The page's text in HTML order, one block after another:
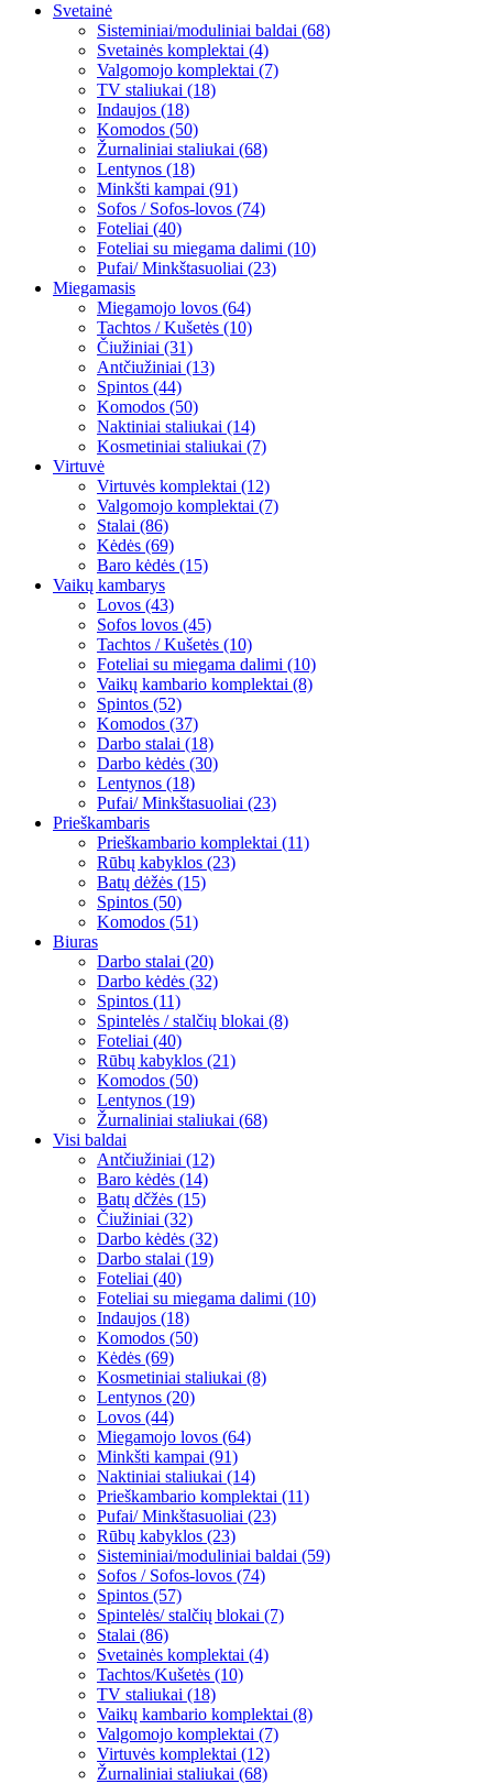
Svetainė
Sisteminiai/moduliniai baldai (68)
Svetainės komplektai (4)
Valgomojo komplektai (7)
TV staliukai (18)
Indaujos (18)
Komodos (50)
Žurnaliniai staliukai (68)
Lentynos (18)
Minkšti kampai (91)
Sofos / Sofos-lovos (74)
Foteliai (40)
Foteliai su miegama dalimi (10)
Pufai/ Minkštasuoliai (23)
Miegamasis
Miegamojo lovos (64)
Tachtos / Kušetės (10)
Čiužiniai (31)
Antčiužiniai (13)
Spintos (44)
Komodos (50)
Naktiniai staliukai (14)
Kosmetiniai staliukai (7)
Virtuvė
Virtuvės komplektai (12)
Valgomojo komplektai (7)
Stalai (86)
Kėdės (69)
Baro kėdės (15)
Vaikų kambarys
Lovos (43)
Sofos lovos (45)
Tachtos / Kušetės (10)
Foteliai su miegama dalimi (10)
Vaikų kambario komplektai (8)
Spintos (52)
Komodos (37)
Darbo stalai (18)
Darbo kėdės (30)
Lentynos (18)
Pufai/ Minkštasuoliai (23)
Prieškambaris
Prieškambario komplektai (11)
Rūbų kabyklos (23)
Batų dėžės (15)
Spintos (50)
Komodos (51)
Biuras
Darbo stalai (20)
Darbo kėdės (32)
Spintos (11)
Spintelės / stalčių blokai (8)
Foteliai (40)
Rūbų kabyklos (21)
Komodos (50)
Lentynos (19)
Žurnaliniai staliukai (68)
Visi baldai
Antčiužiniai (12)
Baro kėdės (14)
Batų dčžės (15)
Čiužiniai (32)
Darbo kėdės (32)
Darbo stalai (19)
Foteliai (40)
Foteliai su miegama dalimi (10)
Indaujos (18)
Komodos (50)
Kėdės (69)
Kosmetiniai staliukai (8)
Lentynos (20)
Lovos (44)
Miegamojo lovos (64)
Minkšti kampai (91)
Naktiniai staliukai (14)
Prieškambario komplektai (11)
Pufai/ Minkštasuoliai (23)
Rūbų kabyklos (23)
Sisteminiai/moduliniai baldai (59)
Sofos / Sofos-lovos (74)
Spintos (57)
Spintelės/ stalčių blokai (7)
Stalai (86)
Svetainės komplektai (4)
Tachtos/Kušetės (10)
TV staliukai (18)
Vaikų kambario komplektai (8)
Valgomojo komplektai (7)
Virtuvės komplektai (12)
Žurnaliniai staliukai (68)